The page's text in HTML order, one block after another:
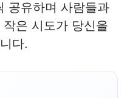
공유하며 사람들과
은 시도가 당신을
다.